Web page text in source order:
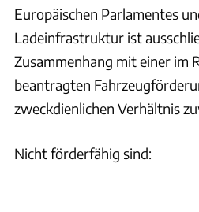
Europäischen Parlamentes
Ladeinfrastruktur ist
Zusammenhang mit einer im
beantragten
zweckdienlichen Verhältnis
Nicht förderfähig sind: